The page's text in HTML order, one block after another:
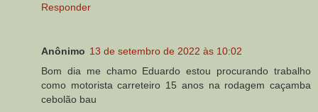
Responder
Anônimo 13 de setembro de 2022 às 10:02
Bom dia me chamo Eduardo estou procurando trabalho
como motorista carreteiro 15 anos na rodagem caçamba
cebolão bau